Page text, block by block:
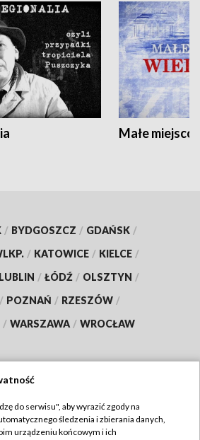
Małe
/ BYDGOSZCZ / GDAŃSK /
/ KATOWICE / KIELCE /
LUBLIN / ŁÓDŹ / OLSZTYN /
/ POZNAŃ / RZESZÓW /
/ WARSZAWA / WROCŁAW
TVP
do serwisu", aby wyrazić zgody na
śledzenia i zbierania danych,
urządzeniu końcowym i ich